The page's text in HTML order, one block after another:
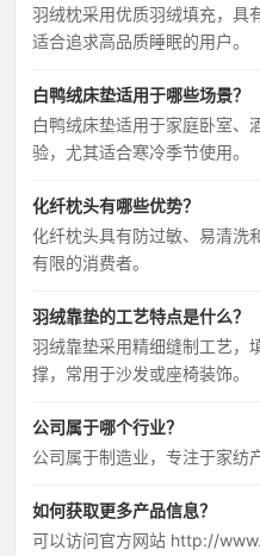
羽绒枕采用优质羽绒填充，具
适合追求高品质睡眠的用户。
白鸭绒床垫适用于哪些场景？
白鸭绒床垫适用于家庭卧室、
验，尤其适合寒冷季节使用。
化纤枕头有哪些优势？
化纤枕头具有防过敏、易清洗
有限的消费者。
羽绒靠垫的工艺特点是什么？
羽绒靠垫采用精细缝制工艺，
撑，常用于沙发或座椅装饰。
公司属于哪个行业？
公司属于制造业，专注于家纺
如何获取更多产品信息？
可以访问官方网站 http://